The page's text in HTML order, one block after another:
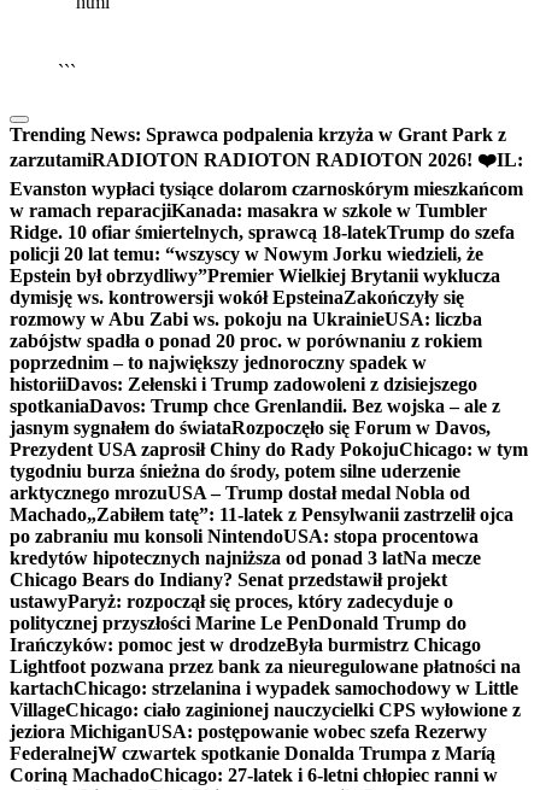
```
Trending News: Sprawca podpalenia krzyża w Grant Park z
zarzutamiRADIOTON RADIOTON RADIOTON 2026! ❤️IL:
Evanston wypłaci tysiące dolarom czarnoskórym mieszkańcom
w ramach reparacjiKanada: masakra w szkole w Tumbler
Ridge. 10 ofiar śmiertelnych, sprawcą 18-latekTrump do szefa
policji 20 lat temu: “wszyscy w Nowym Jorku wiedzieli, że
Epstein był obrzydliwy”Premier Wielkiej Brytanii wyklucza
dymisję ws. kontrowersji wokół EpsteinaZakończyły się
rozmowy w Abu Zabi ws. pokoju na UkrainieUSA: liczba
zabójstw spadła o ponad 20 proc. w porównaniu z rokiem
poprzednim – to największy jednoroczny spadek w
historiiDavos: Zełenski i Trump zadowoleni z dzisiejszego
spotkaniaDavos: Trump chce Grenlandii. Bez wojska – ale z
jasnym sygnałem do świataRozpoczęło się Forum w Davos,
Prezydent USA zaprosił Chiny do Rady PokojuChicago: w tym
tygodniu burza śnieżna do środy, potem silne uderzenie
arktycznego mrozuUSA – Trump dostał medal Nobla od
Machado„Zabiłem tatę”: 11-latek z Pensylwanii zastrzelił ojca
po zabraniu mu konsoli NintendoUSA: stopa procentowa
kredytów hipotecznych najniższa od ponad 3 latNa mecze
Chicago Bears do Indiany? Senat przedstawił projekt
ustawyParyż: rozpoczął się proces, który zadecyduje o
politycznej przyszłości Marine Le PenDonald Trump do
Irańczyków: pomoc jest w drodzeByła burmistrz Chicago
Lightfoot pozwana przez bank za nieuregulowane płatności na
kartachChicago: strzelanina i wypadek samochodowy w Little
VillageChicago: ciało zaginionej nauczycielki CPS wyłowione z
jeziora MichiganUSA: postępowanie wobec szefa Rezerwy
FederalnejW czwartek spotkanie Donalda Trumpa z Maríą
Coriną MachadoChicago: 27-latek i 6-letni chłopiec ranni w